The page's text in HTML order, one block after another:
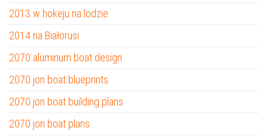
2013 w hokeju na lodzie
2014 na Białorusi
2070 aluminum boat design
2070 jon boat blueprints
2070 jon boat building plans
2070 jon boat plans